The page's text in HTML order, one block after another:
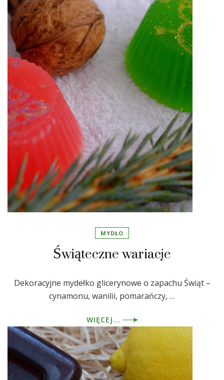
MYDŁO
Świąteczne wariacje
Dekoracyjne mydełko glicerynowe o zapachu Świąt –
cynamonu, wanilii, pomarańczy, …
WIĘCEJ...